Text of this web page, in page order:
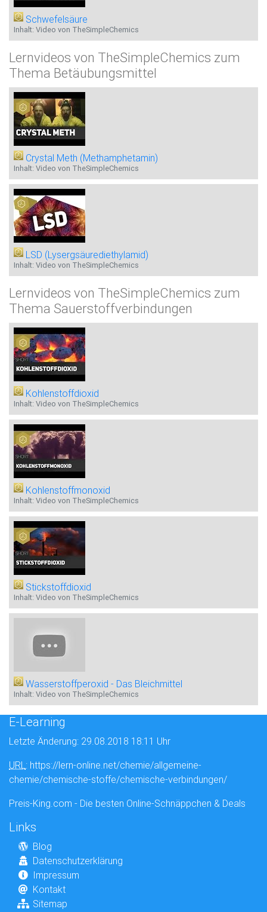
Schwefelsäure
Inhalt: Video von TheSimpleChemics
Lernvideos von TheSimpleChemics zum
Thema Betäubungsmittel
Crystal Meth (Methamphetamin)
Inhalt: Video von TheSimpleChemics
LSD (Lysergsäurediethylamid)
Inhalt: Video von TheSimpleChemics
Lernvideos von TheSimpleChemics zum
Thema Sauerstoffverbindungen
Kohlenstoffdioxid
Inhalt: Video von TheSimpleChemics
Kohlenstoffmonoxid
Inhalt: Video von TheSimpleChemics
Stickstoffdioxid
Inhalt: Video von TheSimpleChemics
Wasserstoffperoxid - Das Bleichmittel
Inhalt: Video von TheSimpleChemics
E-Learning
Letzte Änderung: 29.08.2018 18:11 Uhr
URL: https://lern-online.net/chemie/allgemeine-
chemie/chemische-stoffe/chemische-verbindungen/
Preis-King.com - Die besten Online-Schnäppchen & Deals
Links
Blog
Datenschutzerklärung
Impressum
Kontakt
Sitemap